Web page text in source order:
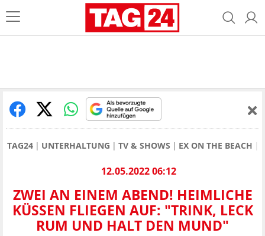
TAG24 UNTERHALTUNG TV & SHOWS EX ON THE BEACH
12.05.2022 06:12
ZWEI AN EINEM ABEND! HEIMLICHE
KÜSSEN FLIEGEN AUF: "TRINK, LECK
RUM UND HALT DEN MUND"